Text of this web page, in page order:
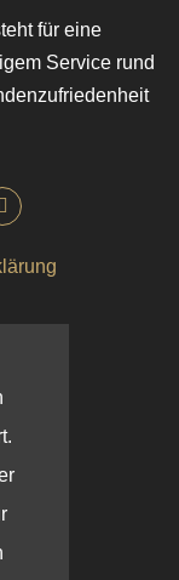
für eine
Service rund